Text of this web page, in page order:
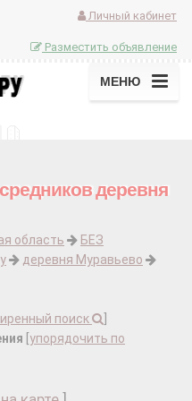
Личный кабинет
Разместить объявление
МЕНЮ
деревня
область
БЕЗ
деревня Муравьево
поиск
упорядочить по